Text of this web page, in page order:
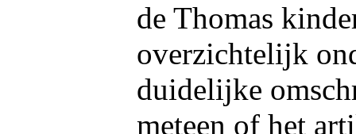
de Thomas
overzichtelijk
duidelijke
meteen of het